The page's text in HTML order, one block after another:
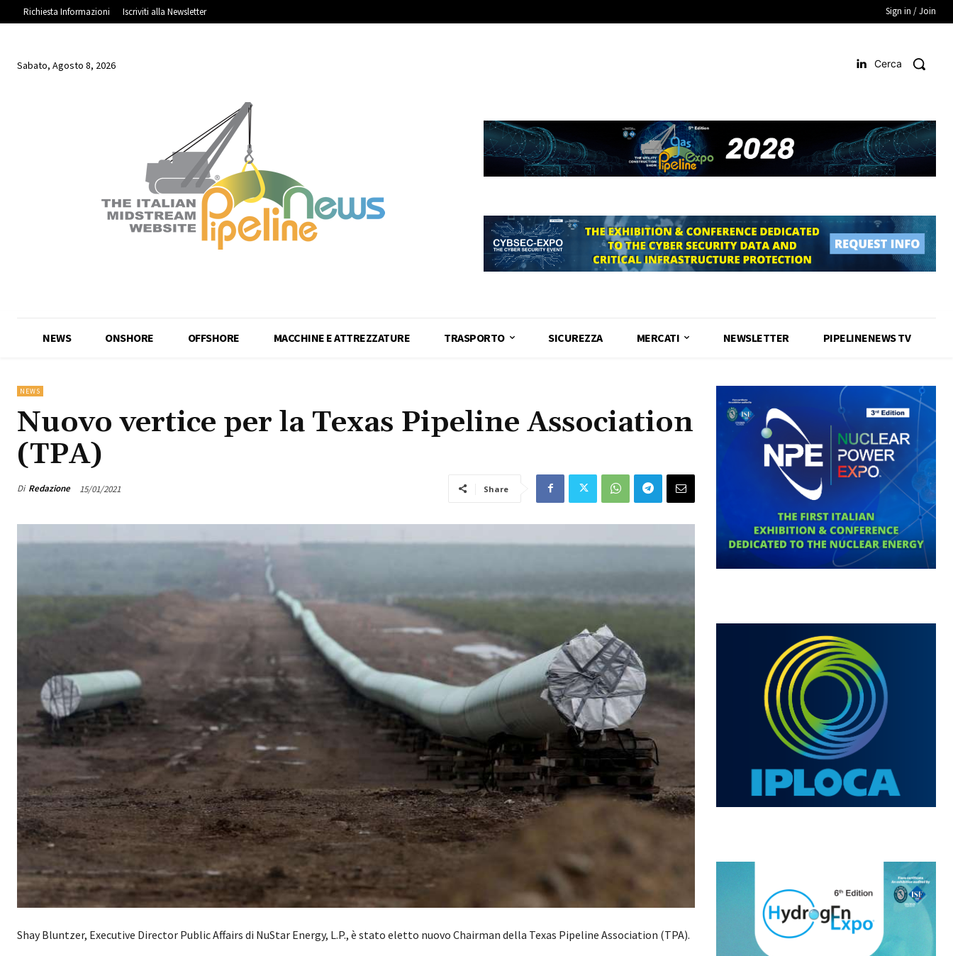
Richiesta Informazioni Iscriviti alla Newsletter Sign in / Join
Sabato, Agosto 8, 2026 Cerca
NEWS ONSHORE OFFSHORE MACCHINE E ATTREZZATURE TRASPORTO SICUREZZA MERCATI NEWSLETTER PIPELINENEWS TV
NEWS
Nuovo vertice per la Texas Pipeline Association
(TPA)
Di Redazione 15/01/2021 Share
Shay Bluntzer, Executive Director Public Affairs di NuStar Energy, L.P., è stato eletto nuovo Chairman della Texas Pipeline Association (TPA).